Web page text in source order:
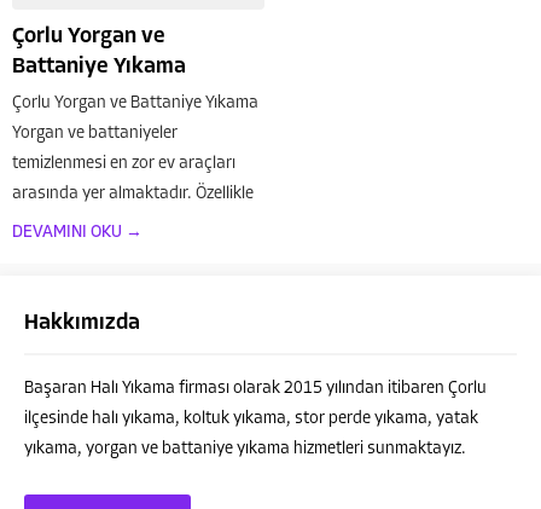
Çorlu Yorgan ve
Battaniye Yıkama
Çorlu Yorgan ve Battaniye Yıkama
Yorgan ve battaniyeler
temizlenmesi en zor ev araçları
arasında yer almaktadır. Özellikle
de kış aylarında çok yoğun bir
tarafından temizlenmesi
DEVAMINI OKU →
Hakkımızda
Başaran Halı Yıkama firması olarak 2015 yılından itibaren Çorlu
ilçesinde halı yıkama, koltuk yıkama, stor perde yıkama, yatak
yıkama, yorgan ve battaniye yıkama hizmetleri sunmaktayız.